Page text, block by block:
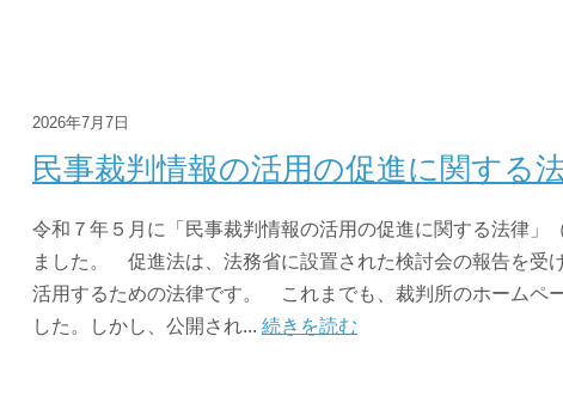
2026年7月7日
民事裁判情報の活用の促進に関する
令和７年５月に「民事裁判情報の活用の促進に関する法律」
ました。 促進法は、法務省に設置された検討会の報告を受
活用するための法律です。 これまでも、裁判所のホームペ
した。しかし、公開され... 続きを読む